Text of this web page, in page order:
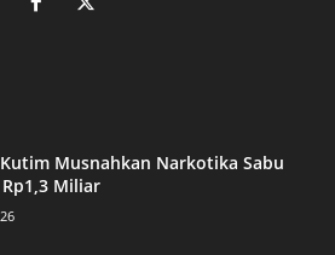
Musnahkan Narkotika Sabu
Miliar